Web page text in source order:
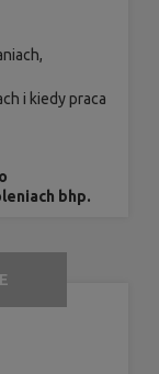
i kiedy praca
bhp.